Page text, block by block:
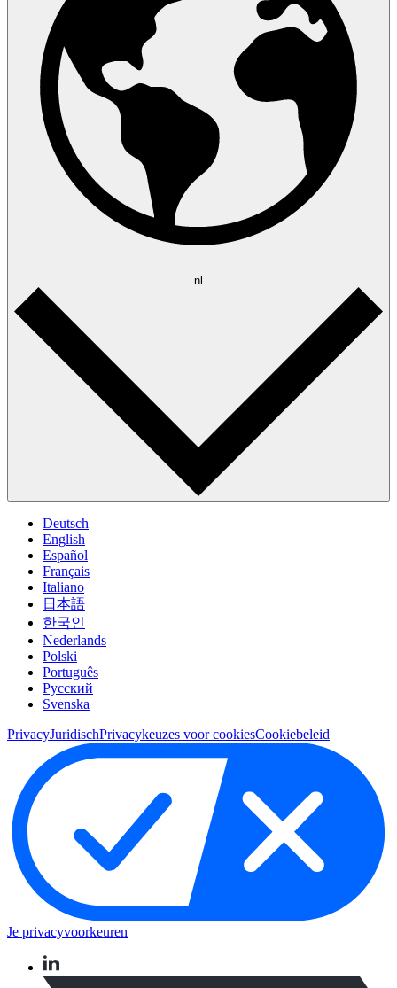
nl
Deutsch
English
Español
Français
Italiano
日本語
한국인
Nederlands
Polski
Português
Pусский
Svenska
PrivacyJuridischPrivacykeuzes voor cookiesCookiebeleid
Je privacyvoorkeuren